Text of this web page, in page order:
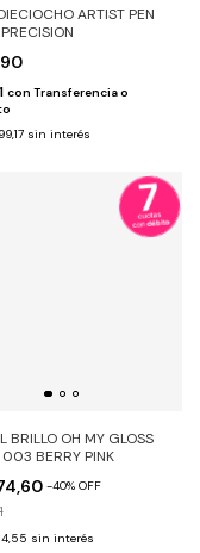
ARTIST PEN
con Transferencia o
sin interés
BRILLO OH MY GLOSS
003 BERRY PINK
-40% OFF
sin interés